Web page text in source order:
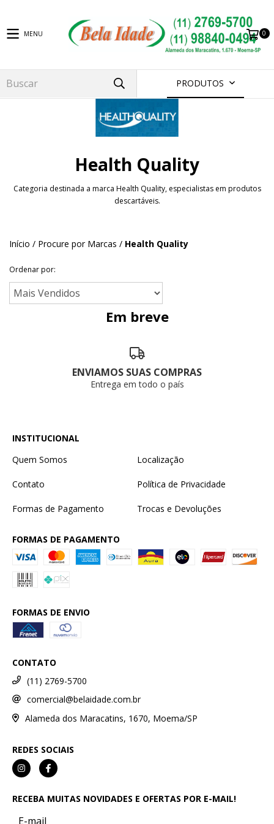
MENU 0
PRODUTOS
Health Quality
Categoria destinada a marca Health Quality, especialistas em produtos
descartáveis.
Início / Procure por Marcas / Health Quality
Ordenar por:
Em breve
ENVIAMOS SUAS COMPRAS
Entrega em todo o país
INSTITUCIONAL
Quem Somos
Localização
Contato Política de Privacidade
Formas de Pagamento Trocas e Devoluções
FORMAS DE PAGAMENTO
FORMAS DE ENVIO
CONTATO
(11) 2769-5700
comercial@belaidade.com.br
Alameda dos Maracatins, 1670, Moema/SP
REDES SOCIAIS
RECEBA MUITAS NOVIDADES E OFERTAS POR E-MAIL!